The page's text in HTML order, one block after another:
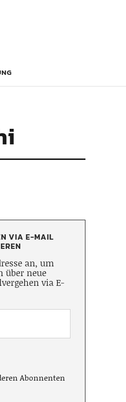
VIA E-MAIL
an, um
über neue
via E-
Abonnenten